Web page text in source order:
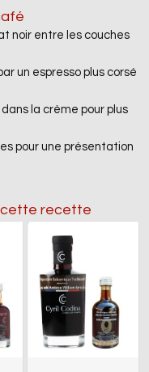
cette recette
noir entre les couches
un espresso plus corsé
la crème pour plus
pour une présentation